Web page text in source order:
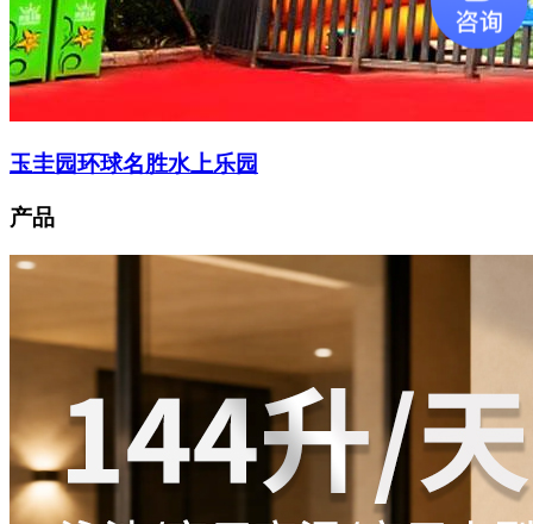
玉圭园环球名胜水上乐园
产品